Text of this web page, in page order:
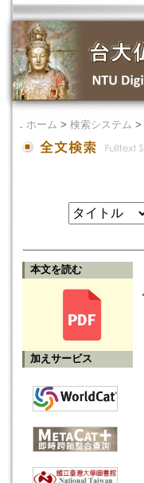
． ホーム > 検索システム >
本文を読む
加えサービス